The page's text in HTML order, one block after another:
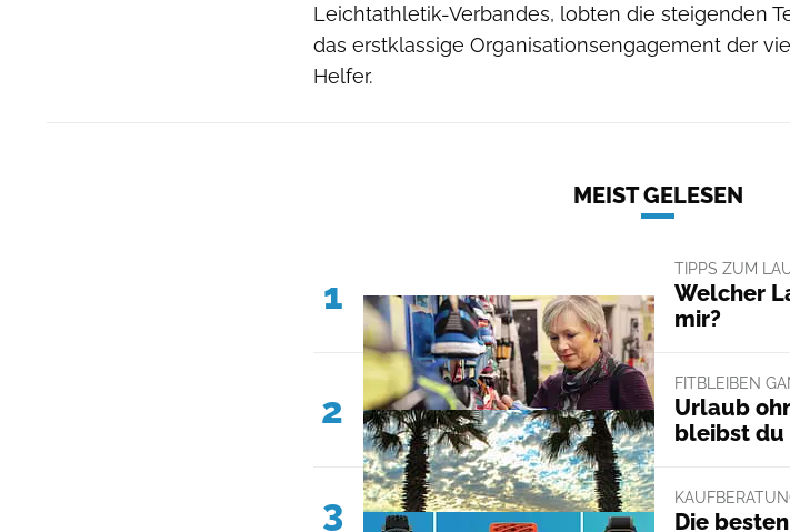
Leichtathletik-Verbandes, lobten die steigenden
das erstklassige Organisationsengagement der
Helfer.
MEIST GELESEN
1
TIPPS ZUM
Welcher
mir?
2
FITBLEIBEN
Urlaub
bleibst du
3 Die